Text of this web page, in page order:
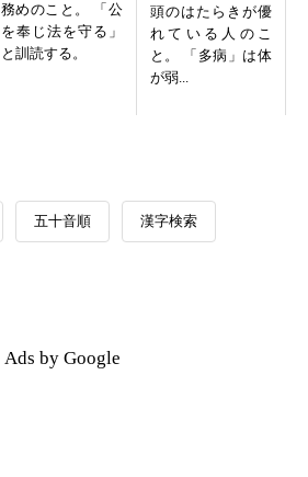
務めのこと。 「公
を奉じ法を守る」
と訓読する。
頭のはたらきが優
れている人のこ
と。 「多病」は体
が弱...
五十音順 漢字検索
Ads by Google